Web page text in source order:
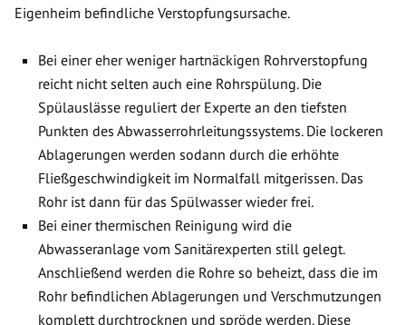
Eigenheim befindliche Verstopfungsursache.
Bei einer eher weniger hartnäckigen Rohrverstopfung
reicht nicht selten auch eine Rohrspülung. Die
Spülauslässe reguliert der Experte an den tiefsten
Punkten des Abwasserrohrleitungssystems. Die lockeren
Ablagerungen werden sodann durch die erhöhte
Fließgeschwindigkeit im Normalfall mitgerissen. Das
Rohr ist dann für das Spülwasser wieder frei.
Bei einer thermischen Reinigung wird die
Abwasseranlage vom Sanitärexperten still gelegt.
Anschließend werden die Rohre so beheizt, dass die im
Rohr befindlichen Ablagerungen und Verschmutzungen
komplett durchtrocknen und spröde werden. Diese